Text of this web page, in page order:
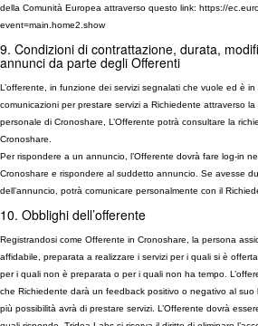
della Comunità Europea attraverso questo link: https://
event=main.home2.show
9. Condizioni di contrattazione, durata,
annunci da parte degli Offerenti
L’offerente, in funzione dei servizi segnalati che vuole ed è
comunicazioni per prestare servizi a Richiedente attraverso
personale di Cronoshare, L’Offerente potrà consultare la
Cronoshare.
Per rispondere a un annuncio, l’Offerente dovrà fare log-in
Cronoshare e rispondere al suddetto annuncio. Se avesse
dell’annuncio, potrà comunicare personalmente con il
10. Obblighi dell’offerente
Registrandosi come Offerente in Cronoshare, la persona
affidabile, preparata a realizzare i servizi per i quali si è
per i quali non è preparata o per i quali non ha tempo.
che Richiedente darà un feedback positivo o negativo al suo
più possibilità avrà di prestare servizi. L’Offerente dovrà